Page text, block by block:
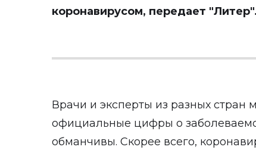
коронавирусом, передает "Литер"
Врачи и эксперты из разных стран
официальные цифры о
обманчивы. Скорее всего,